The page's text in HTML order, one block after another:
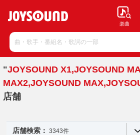
楽曲
"JOYSOUND X1,JOYSOUND
MAX2,JOYSOUND
店舗
店舗検索： 3343件